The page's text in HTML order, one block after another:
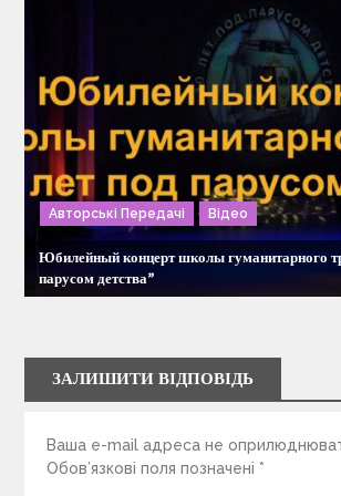
Авторські Передачі Відео
Юбилейный концерт школы гуманитарного
парусом детства”
ЗАЛИШИТИ ВІДПОВІДЬ
Ваша e-mail адреса не
Обов’язкові поля позначені *